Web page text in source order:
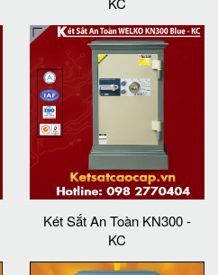
Két Sắt An Toàn KN300 -
KC